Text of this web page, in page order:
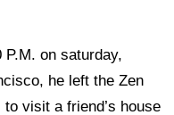
P.M. on saturday,
he left the Zen
visit a friend’s house